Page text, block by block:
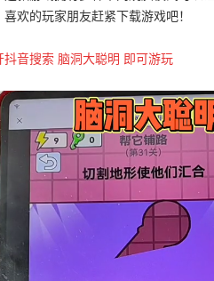
欢的玩家朋友赶紧下载游戏吧！
抖音搜索 脑洞大聪明 即可游玩